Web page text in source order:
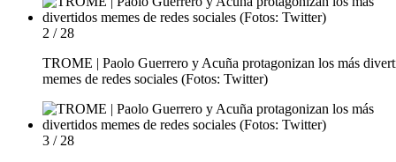
2 / 28
TROME | Paolo Guerrero y Acuña protagonizan los más
memes de redes sociales (Fotos: Twitter)
3 / 28